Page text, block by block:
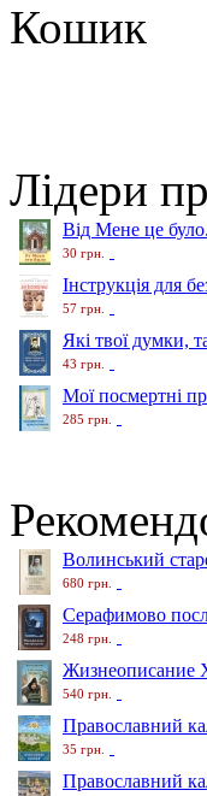
Кошик
Лідери
Від Мене це
30 грн.
Інструкція для
57 грн.
Які твої думки,
43 грн.
Мої посмертні
285 грн.
Волинський
680 грн.
Серафимово
248 грн.
Жизнеописание
540 грн.
Православний
35 грн.
Православний